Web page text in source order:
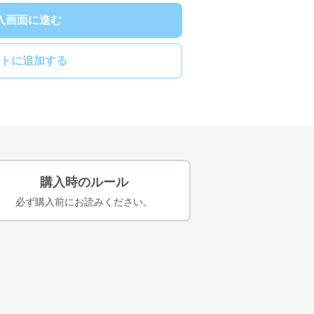
画面に進む
に追加する
購入時のルール
必ず購入前にお読みください。